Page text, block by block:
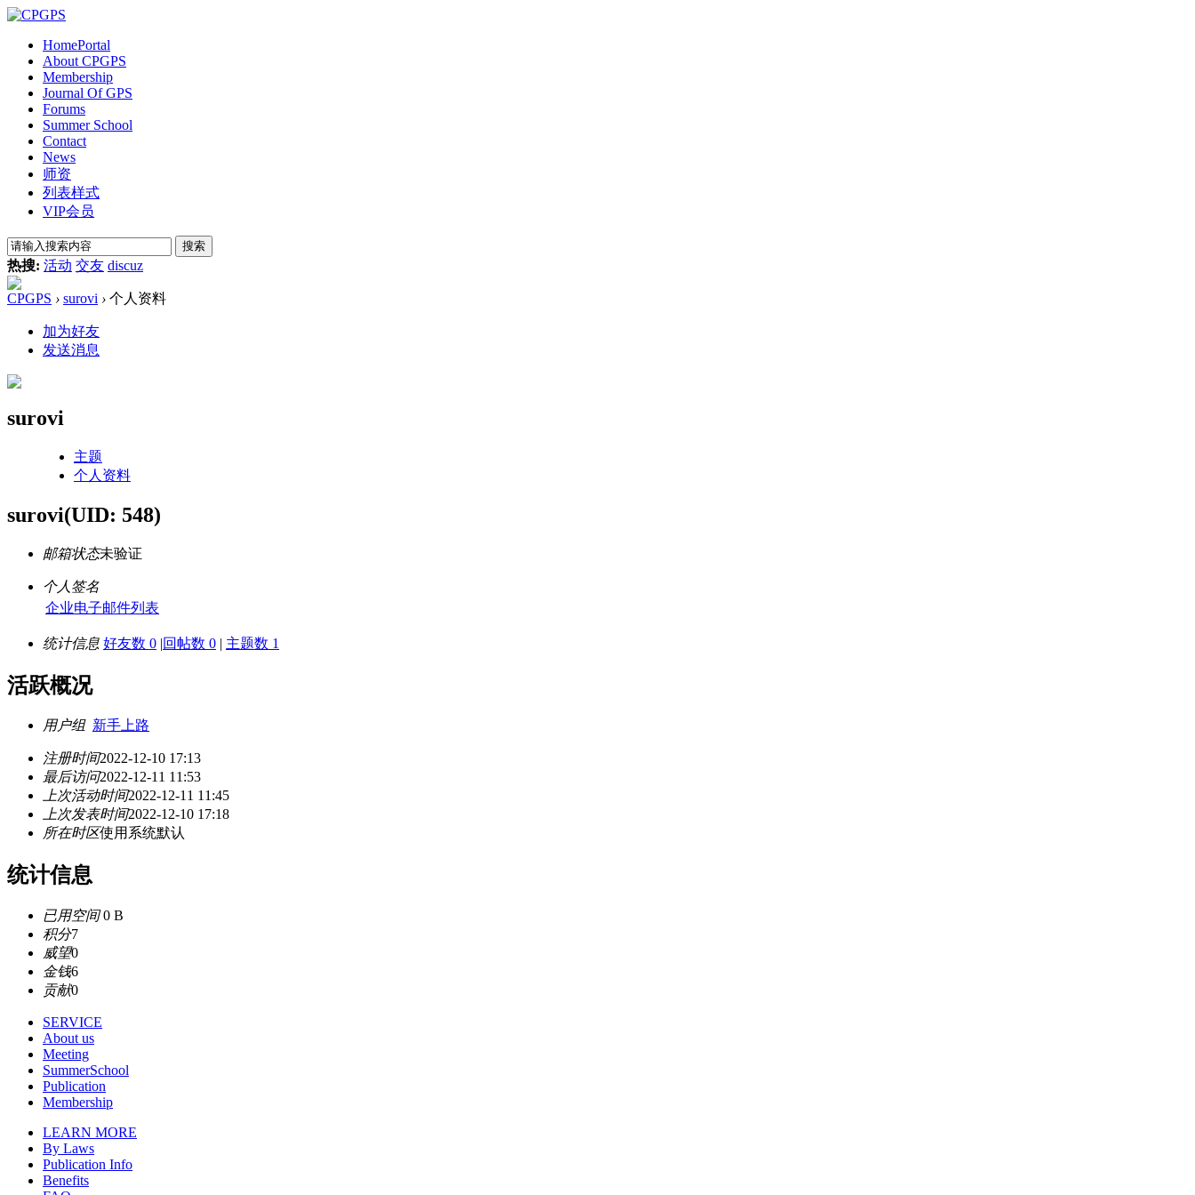
HomePortal
About CPGPS
Membership
Journal Of GPS
Forums
Summer School
Contact
News
师资
列表样式
VIP会员
搜索
热搜: 活动 交友 discuz
CPGPS › surovi › 个人资料
加为好友
发送消息
surovi
主题
个人资料
surovi(UID: 548)
邮箱状态未验证
个人签名
企业电子邮件列表
统计信息 好友数 0 |回帖数 0 | 主题数 1
活跃概况
用户组 新手上路
注册时间2022-12-10 17:13
最后访问2022-12-11 11:53
上次活动时间2022-12-11 11:45
上次发表时间2022-12-10 17:18
所在时区使用系统默认
统计信息
已用空间0 B
积分7
威望0
金钱6
贡献0
SERVICE
About us
Meeting
SummerSchool
Publication
Membership
LEARN MORE
By Laws
Publication Info
Benefits